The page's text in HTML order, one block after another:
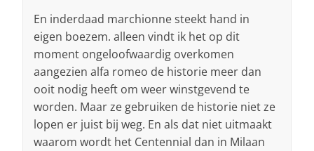
En inderdaad marchionne steekt hand in
eigen boezem. alleen vindt ik het op dit
moment ongeloofwaardig overkomen
aangezien alfa romeo de historie meer dan
ooit nodig heeft om weer winstgevend te
worden. Maar ze gebruiken de historie niet ze
lopen er juist bij weg. En als dat niet uitmaakt
waarom wordt het Centennial dan in Milaan